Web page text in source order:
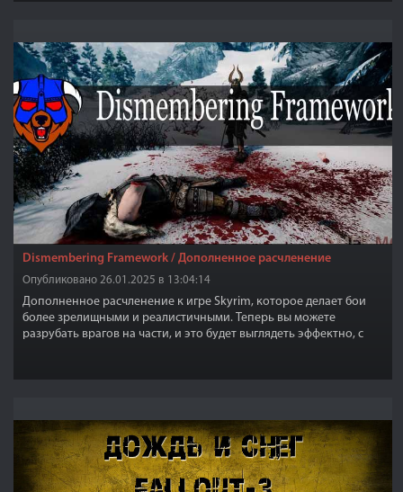
Dismembering Framework / Дополненное расчленение
Опубликовано 26.01.2025 в 13:04:14
Дополненное расчленение к игре Skyrim, которое делает бои
более зрелищными и реалистичными. Теперь вы можете
разрубать врагов на части, и это будет выглядеть эффектно, с